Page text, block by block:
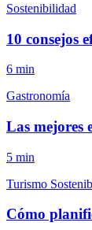
Sostenibilidad
10 consejos
6 min
Gastronomía
Las mejores
5 min
Turismo
Cómo